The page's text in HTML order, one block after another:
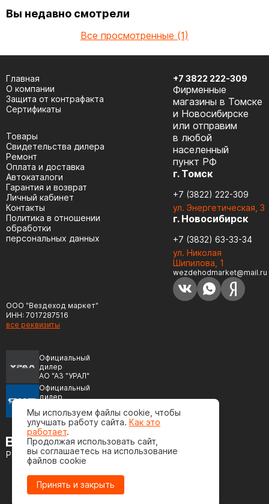
Вы недавно смотрели
Все просмотренные (1)
ООО "Вездеход маркет"
ИНН: 7017287516
все реквизиты
Официальный
дилер
АО "АЗ "УРАЛ"
Официальный
дилер
(ЯМЗ)
Разработка сайта
Главная
О компании
Защита от контрафакта
Сертификаты
Товары
Cвидетельства дилера
Ремонт
Оплата и доставка
Автокаталоги
Гарантия и возврат
Личный кабинет
Контакты
Политика в отношении
обработки
персональных данных
+7 3822 222-309
Фирменные
магазины в Томске
и Новосибирске
или отправим
в любой
населенный
пункт РФ
г. Томск
+7 (3822) 222-309
ул. Энергетическая, 3
г. Новосибирск
+7 (3832) 63-33-34
ул. Николая
Шипилова, 1
wezdehodmarket@mail.ru
Мы используем файлы cookie, чтобы
улучшать работу сайта. Как это
работает.
Продолжая использовать сайт,
вы соглашаетесь на использование
файлов cookie
Принять и закрыть